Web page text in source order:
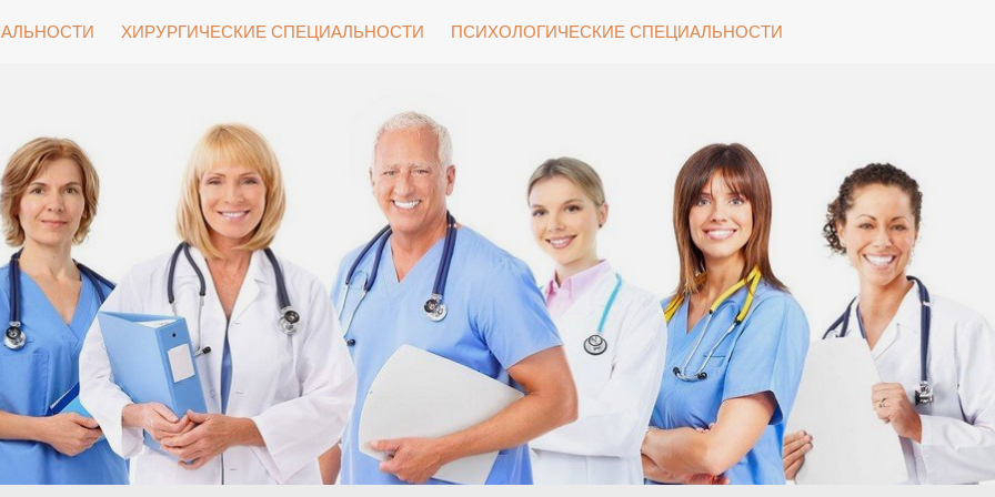
ХИРУРГИЧЕСКИЕ СПЕЦИАЛЬНОСТИ ПСИХОЛОГИЧЕСКИЕ СПЕЦИАЛЬНОСТИ